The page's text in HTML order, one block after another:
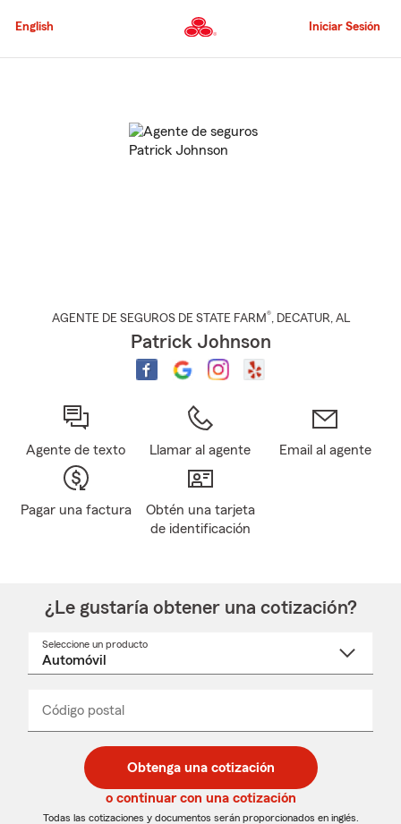
al
principal
English Iniciar Sesión
AGENTE DE SEGUROS DE STATE FARM®, DECATUR, AL
Patrick Johnson
Agente de texto Llamar al agente Email al agente
Pagar una factura
Obtén una tarjeta
de identificación
¿Le gustaría obtener una cotización?
Seleccione un producto
desplegable
Código postal
de
5
dígitos
de
5
dígitos
_____
Obtenga una cotización
o continuar con una cotización
Todas las cotizaciones y documentos serán proporcionados en inglés.